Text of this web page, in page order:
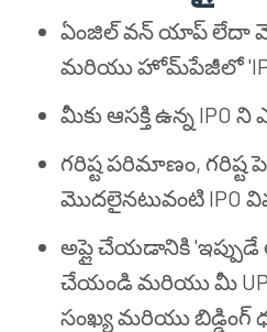
ఏంజిల్ వన్ యాప్ లేదా
మరియు హోమ్‌పేజీలో
మీకు ఆసక్తి ఉన్న IPO ని
గరిష్ట పరిమాణం, గరిష్ట
మొదలైనటువంటి IPO
అప్లై చేయడానికి 'ఇప్పుడే
చేయండి మరియు మీ
సంఖ్య మరియు బిడ్డింగ్